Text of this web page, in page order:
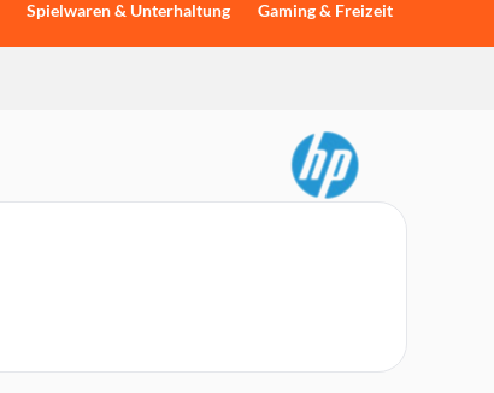
Spielwaren & Unterhaltung Gaming & Freizeit